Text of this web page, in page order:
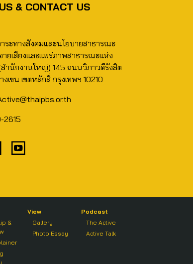
& CONTACT US
ระทางสังคมและนโยบายสาธารณะ
ายเสียงและแพร่ภาพสาธารณะแห่ง
สำนักงานใหญ่) 145 ถนนวิภาวดีรังสิต
เขน เขตหลักสี่ กรุงเทพฯ 10210
2615
&
View
Gallery
Photo Essay
Podcast
The Active
Active Talk